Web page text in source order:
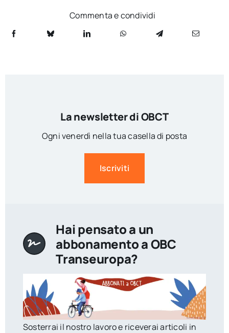
Commenta e condividi
La newsletter di OBCT
Ogni venerdì nella tua casella di posta
Iscriviti
Hai pensato a un
abbonamento a OBC
Transeuropa?
Sosterrai il nostro lavoro e riceverai articoli in